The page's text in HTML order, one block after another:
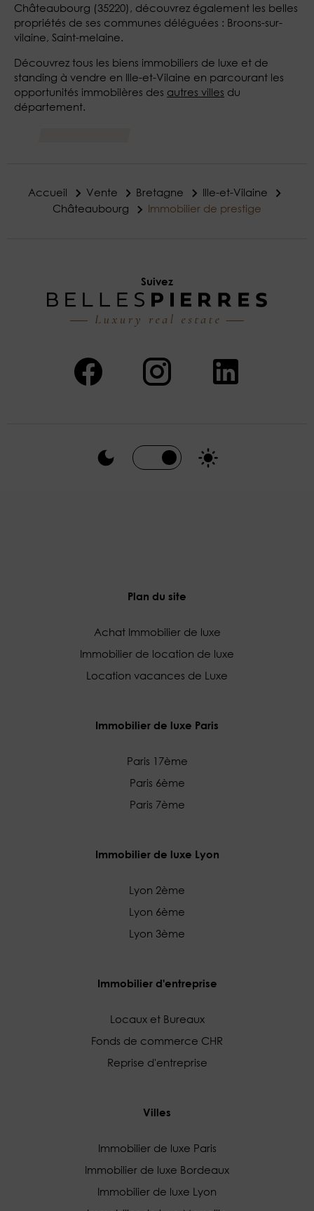
Châteaubourg (35220), découvrez également les belles
propriétés de ses communes déléguées : Broons-sur-
vilaine, Saint-melaine.
Découvrez tous les biens immobiliers de luxe et de
standing à vendre en Ille-et-Vilaine en parcourant les
opportunités immobilères des autres villes du
département.
Accueil Vente Bretagne
Ille-et-Vilaine
Châteaubourg
Immobilier de prestige
Suivez
Plan du site
Achat Immobilier de luxe
Immobilier de location de luxe
Location vacances de Luxe
Immobilier de luxe Paris
Paris 17ème
Paris 6ème
Paris 7ème
Immobilier de luxe Lyon
Lyon 2ème
Lyon 6ème
Lyon 3ème
Immobilier d'entreprise
Locaux et Bureaux
Fonds de commerce CHR
Reprise d'entreprise
Villes
Immobilier de luxe Paris
Immobilier de luxe Bordeaux
Immobilier de luxe Lyon